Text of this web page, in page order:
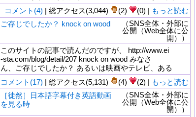
コメント(4) | 総アクセス(3,044) (2) (0) | もっと読む
ご存じでしたか？ knock on wood
（SNS全体・外部に
公開（Web全体に公
開））
このサイトの記事で読んだのですが、 http://www.ei
-sta.com/blog/detail/207 knock on wood みなさ
ん、ご存じでしたか？ あるいは映画やテレビ、ある
コメント(17) | 総アクセス(5,131) (4) (2) | もっと読む
［徒然］日本語字幕付き英語動画
を見る時
（SNS全体・外部に
公開（Web全体に公
開））